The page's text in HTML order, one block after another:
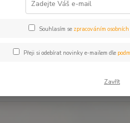
MOTO
Souhlasím se zpracováním
Přeji si odebírat novinky e-mailem dle
Zavřít